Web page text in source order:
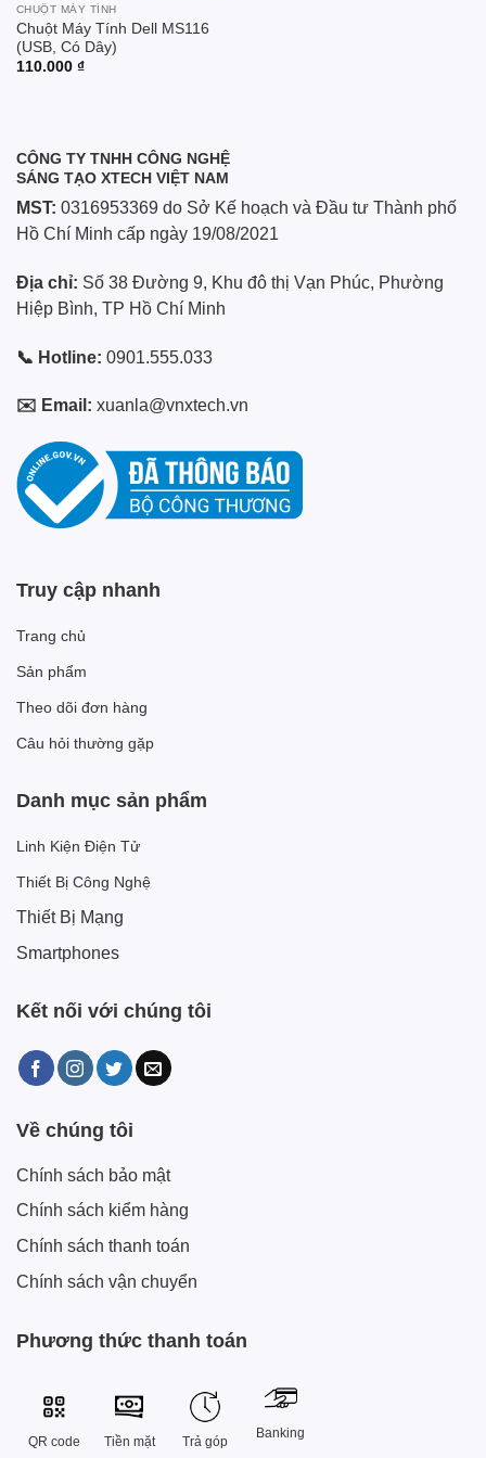
CHUỘT MÁY TÍNH
Chuột Máy Tính Dell MS116
(USB, Có Dây)
110.000 ₫
CÔNG TY TNHH CÔNG NGHỆ
SÁNG TẠO XTECH VIỆT NAM
MST: 0316953369 do Sở Kế hoạch và Đầu tư Thành phố
Hồ Chí Minh cấp ngày 19/08/2021
Địa chỉ: Số 38 Đường 9, Khu đô thị Vạn Phúc, Phường
Hiệp Bình, TP Hồ Chí Minh
📞 Hotline: 0901.555.033
✉️ Email: xuanla@vnxtech.vn
Truy cập nhanh
Trang chủ
Sản phẩm
Theo dõi đơn hàng
Câu hỏi thường gặp
Danh mục sản phẩm
Linh Kiện Điện Tử
Thiết Bị Công Nghệ
Thiết Bị Mạng
Smartphones
Kết nối với chúng tôi
Về chúng tôi
Chính sách bảo mật
Chính sách kiểm hàng
Chính sách thanh toán
Chính sách vận chuyển
Phương thức thanh toán
QR code Tiền mặt Trả góp
Banking